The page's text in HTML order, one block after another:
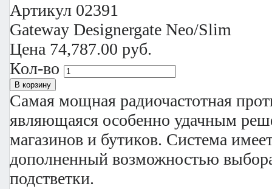
Артикул 02391
Gateway Designergate Neo/Slim
Цена 74,787.00 руб.
Кол-во
Самая мощная радиочастотная
являющаяся особенно удачным
магазинов и бутиков. Система
дополненный возможностью
подстветки.